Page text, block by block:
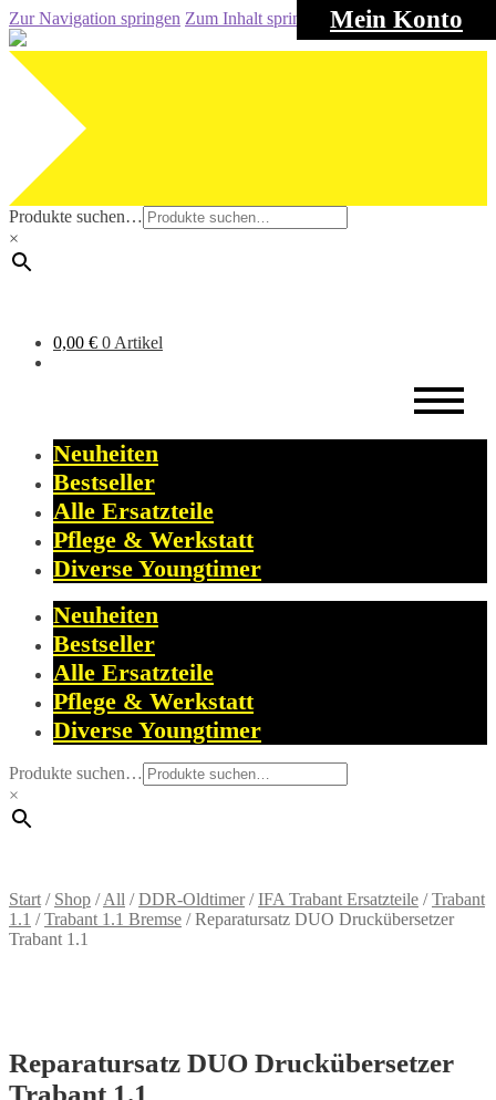
Mein Konto
Zur Navigation springen Zum Inhalt springen
Produkte suchen…
×
0,00 € 0 Artikel
Neuheiten
Bestseller
Alle Ersatzteile
Pflege & Werkstatt
Diverse Youngtimer
Neuheiten
Bestseller
Alle Ersatzteile
Pflege & Werkstatt
Diverse Youngtimer
Produkte suchen…
×
Start / Shop /All /DDR-Oldtimer/IFA Trabant Ersatzteile /Trabant
1.1 /Trabant 1.1 Bremse /Reparatursatz DUO Druckübersetzer
Trabant 1.1
Reparatursatz DUO Druckübersetzer
Trabant 1.1